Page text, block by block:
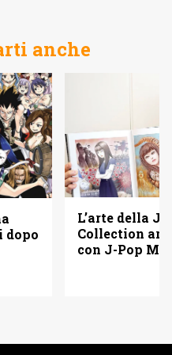
anche
dopo
L’arte della
Collection
con J-Pop